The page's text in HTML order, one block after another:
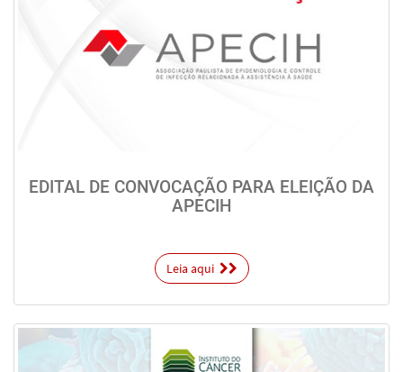
EDITAL DE CONVOCAÇÃO PARA ELEIÇÃO DA
APECIH
Leia aqui